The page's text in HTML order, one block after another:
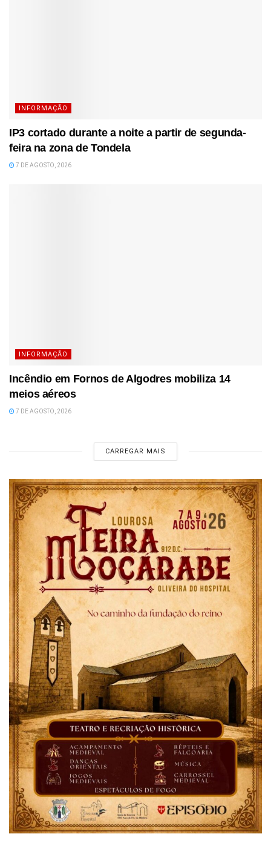
INFORMAÇÃO
IP3 cortado durante a noite a partir de segunda-
feira na zona de Tondela
7 DE AGOSTO, 2026
INFORMAÇÃO
Incêndio em Fornos de Algodres mobiliza 14
meios aéreos
7 DE AGOSTO, 2026
CARREGAR MAIS